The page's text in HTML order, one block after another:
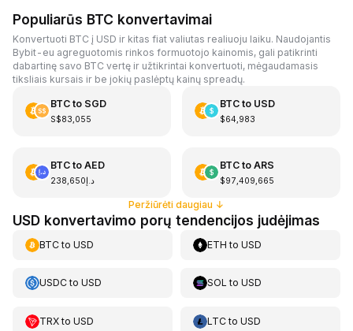
Populiarūs BTC konvertavimai
Konvertuoti BTC į USD ir kitas fiat valiutas realiuoju laiku. Naudojantis
Bybit-eu agreguotomis rinkos formuotojo kainomis, gali patikrinti
dabartinę savo BTC vertę ir užtikrintai konvertuoti, mėgaudamasis
tiksliais kursais ir be jokių paslėptų kainų spreadų.
BTCto SGD
S$83,055
BTCto USD
$64,983
BTCto AED
د.إ238,650
BTCto ARS
$97,409,665
Peržiūrėti daugiau ↓
USD konvertavimo porų tendencijos judėjimas
BTCto USD ETH toUSD
USDCto USD SOL toUSD
TRXto USD LTCtoUSD